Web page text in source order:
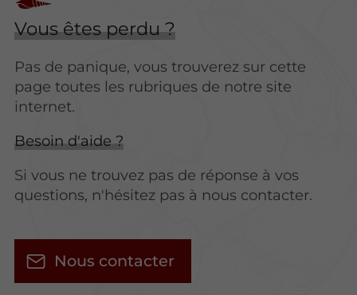
Vous êtes perdu ?
Pas de panique, vous trouverez sur cette
page toutes les rubriques de notre site
internet.​​
Besoin d'aide ?
Si vous ne trouvez pas de réponse à vos
questions, n'hésitez pas à nous contacter.
Nous contacter